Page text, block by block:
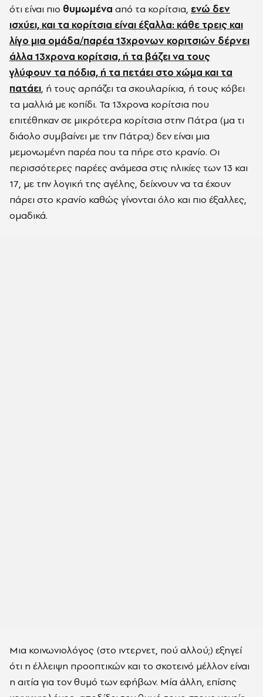
ότι είναι πιο θυμωμένα από τα κορίτσια, ενώ δεν
ισχύει, και τα κορίτσια είναι έξαλλα: κάθε τρεις και
λίγο μια ομάδα/παρέα 13χρονων κοριτσιών δέρνει
άλλα 13χρονα κορίτσια, ή τα βάζει να τους
γλύφουν τα πόδια, ή τα πετάει στο χώμα και τα
πατάει, ή τους αρπάζει τα σκουλαρίκια, ή τους κόβει
τα μαλλιά με κοπίδι. Τα 13χρονα κορίτσια που
επιτέθηκαν σε μικρότερα κορίτσια στην Πάτρα (μα τι
διάολο συμβαίνει με την Πάτρα;) δεν είναι μια
μεμονωμένη παρέα που τα πήρε στο κρανίο. Οι
περισσότερες παρέες ανάμεσα στις ηλικίες των 13 και
17, με την λογική της αγέλης, δείχνουν να τα έχουν
πάρει στο κρανίο καθώς γίνονται όλο και πιο έξαλλες,
ομαδικά.
Μια κοινωνιολόγος (στο ιντερνετ, πού αλλού;) εξηγεί
ότι η έλλειψη προοπτικών και το σκοτεινό μέλλον είναι
η αιτία για τον θυμό των εφήβων. Μία άλλη, επίσης